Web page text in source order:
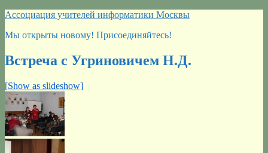
Перейти
содержимому
Ассоциация учителей информатики Москвы
Мы открыты новому! Присоединяйтесь!
Встреча с Угриновичем Н.Д.
[Show as slideshow]